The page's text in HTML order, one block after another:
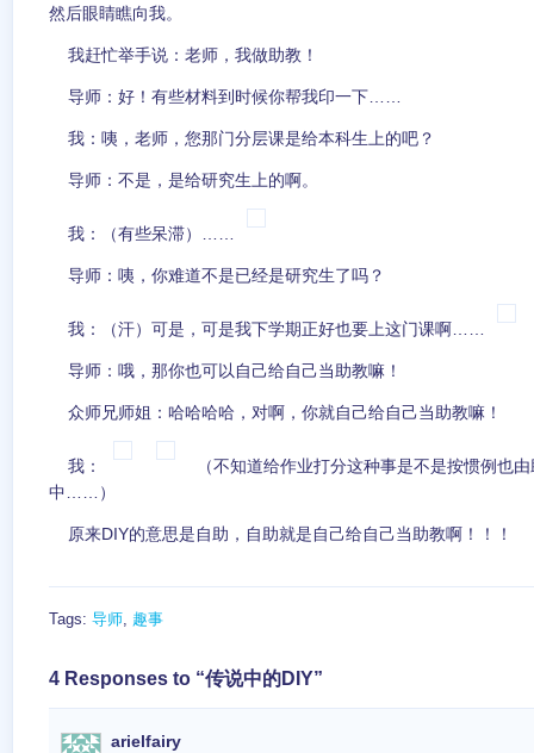
然后眼睛瞧向我。
我赶忙举手说：老师，我做助教！
导师：好！有些材料到时候你帮我印一下……
我：咦，老师，您那门分层课是给本科生上的吧？
导师：不是，是给研究生上的啊。
我：（有些呆滞）……
导师：咦，你难道不是已经是研究生了吗？
我：（汗）可是，可是我下学期正好也要上这门课啊……
导师：哦，那你也可以自己给自己当助教嘛！
众师兄师姐：哈哈哈哈，对啊，你就自己给自己当助教嘛！
我：
（不知道给作业打分这种事是不是按惯例也
中……）
原来DIY的意思是自助，自助就是自己给自己当助教啊！！！
Tags: 导师, 趣事
4 Responses to “传说中的DIY”
arielfairy